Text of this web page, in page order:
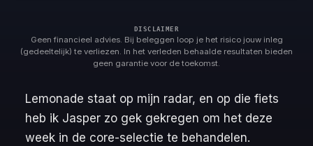
Geen financieel advies. Bij beleggen loop je het risico jouw inleg
(gedeeltelijk) te verliezen. In het verleden behaalde resultaten bieden
geen garantie voor de toekomst.
Lemonade staat op mijn radar, en op die fiets
heb ik Jasper zo gek gekregen om het deze
week in de core-selectie te behandelen.